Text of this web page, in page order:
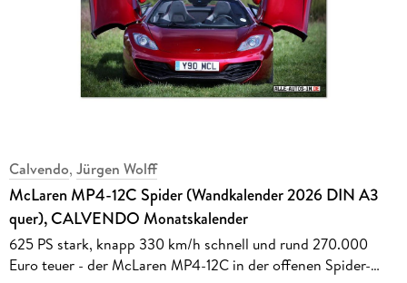
Calvendo, Jürgen Wolff
McLaren MP4-12C Spider (Wandkalender 2026 DIN A3
quer), CALVENDO Monatskalender
625 PS stark, knapp 330 km/h schnell und rund 270.000
Euro teuer - der McLaren MP4-12C in der offenen Spider-